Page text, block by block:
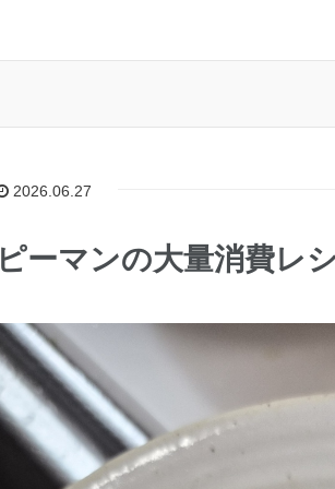
2026.06.27
ピーマンの大量消費レ